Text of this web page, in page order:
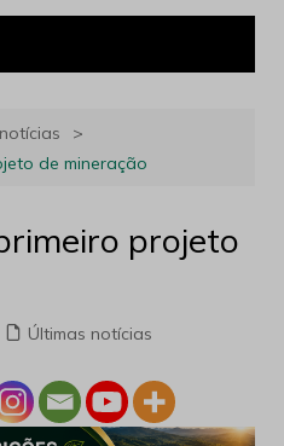
de mineração
projeto
Últimas notícias